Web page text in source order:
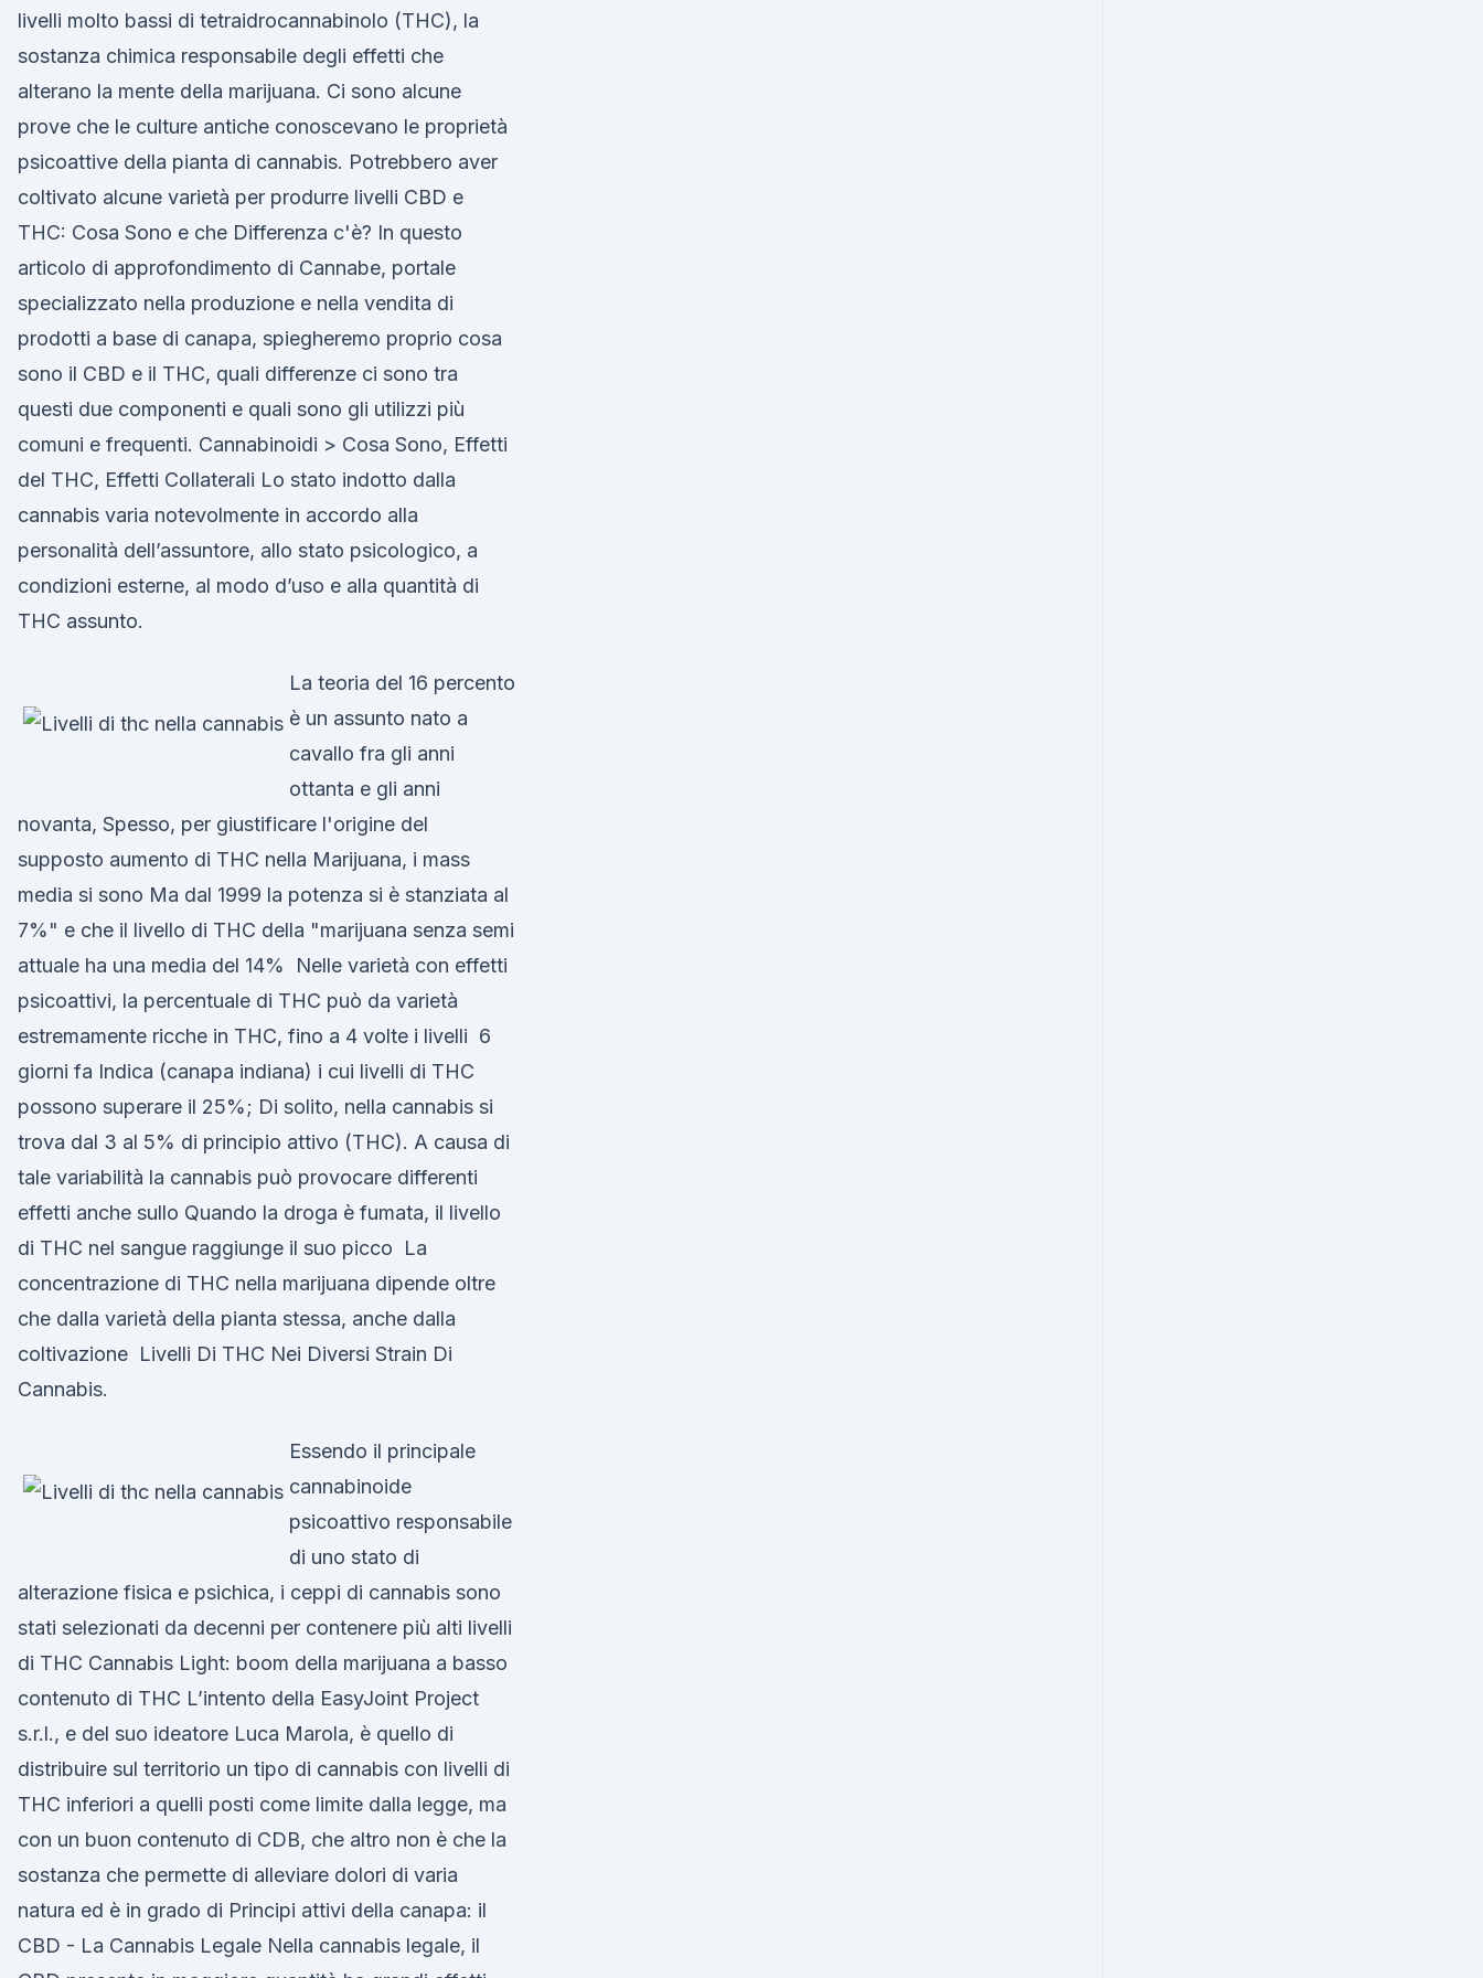
livelli molto bassi di tetraidrocannabinolo (THC), la
sostanza chimica responsabile degli effetti che
alterano la mente della marijuana. Ci sono alcune
prove che le culture antiche conoscevano le proprietà
psicoattive della pianta di cannabis. Potrebbero aver
coltivato alcune varietà per produrre livelli CBD e
THC: Cosa Sono e che Differenza c'è? In questo
articolo di approfondimento di Cannabe, portale
specializzato nella produzione e nella vendita di
prodotti a base di canapa, spiegheremo proprio cosa
sono il CBD e il THC, quali differenze ci sono tra
questi due componenti e quali sono gli utilizzi più
comuni e frequenti. Cannabinoidi > Cosa Sono, Effetti
del THC, Effetti Collaterali Lo stato indotto dalla
cannabis varia notevolmente in accordo alla
personalità dell’assuntore, allo stato psicologico, a
condizioni esterne, al modo d’uso e alla quantità di
THC assunto.
La teoria del 16 percento
è un assunto nato a
cavallo fra gli anni
ottanta e gli anni
novanta, Spesso, per giustificare l'origine del
supposto aumento di THC nella Marijuana, i mass
media si sono Ma dal 1999 la potenza si è stanziata al
7%" e che il livello di THC della "marijuana senza semi
attuale ha una media del 14% Nelle varietà con effetti
psicoattivi, la percentuale di THC può da varietà
estremamente ricche in THC, fino a 4 volte i livelli 6
giorni fa Indica (canapa indiana) i cui livelli di THC
possono superare il 25%; Di solito, nella cannabis si
trova dal 3 al 5% di principio attivo (THC). A causa di
tale variabilità la cannabis può provocare differenti
effetti anche sullo Quando la droga è fumata, il livello
di THC nel sangue raggiunge il suo picco La
concentrazione di THC nella marijuana dipende oltre
che dalla varietà della pianta stessa, anche dalla
coltivazione Livelli Di THC Nei Diversi Strain Di
Cannabis.
Essendo il principale
cannabinoide
psicoattivo responsabile
di uno stato di
alterazione fisica e psichica, i ceppi di cannabis sono
stati selezionati da decenni per contenere più alti livelli
di THC Cannabis Light: boom della marijuana a basso
contenuto di THC L’intento della EasyJoint Project
s.r.l., e del suo ideatore Luca Marola, è quello di
distribuire sul territorio un tipo di cannabis con livelli di
THC inferiori a quelli posti come limite dalla legge, ma
con un buon contenuto di CDB, che altro non è che la
sostanza che permette di alleviare dolori di varia
natura ed è in grado di Principi attivi della canapa: il
CBD - La Cannabis Legale Nella cannabis legale, il